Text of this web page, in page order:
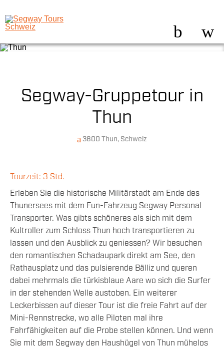
Segway-Gruppetour in
Thun
3600 Thun, Schweiz
Tourzeit: 3 Std.
Erleben Sie die historische Militärstadt am Ende des
Thunersees mit dem Fun-Fahrzeug Segway Personal
Transporter. Was gibts schöneres als sich mit dem
Kultroller zum Schloss Thun hoch transportieren zu
lassen und den Ausblick zu geniessen? Wir besuchen
den romantischen Schadaupark direkt am See, den
Rathausplatz und das pulsierende Bälliz und queren
dabei mehrmals die türkisblaue Aare wo sich die Surfer
in der stehenden Welle austoben. Ein weiterer
Leckerbissen auf dieser Tour ist die freie Fahrt auf der
Mini-Rennstrecke, wo alle Piloten mal ihre
Fahrfähigkeiten auf die Probe stellen können. Und wenn
Sie mit dem Segway den Haushügel von Thun mühelos